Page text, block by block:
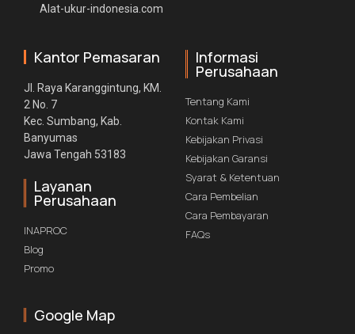
Alat-ukur-indonesia.com
Kantor Pemasaran
Jl. Raya Karanggintung, KM.
2 No. 7
Kec. Sumbang, Kab.
Banyumas
Jawa Tengah 53183
Layanan
Perusahaan
INAPROC
Blog
Promo
Informasi
Perusahaan
Tentang Kami
Kontak Kami
Kebijakan Privasi
Kebijakan Garansi
Syarat & Ketentuan
Cara Pembelian
Cara Pembayaran
FAQs
Google Map